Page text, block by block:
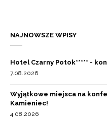
NAJNOWSZE WPISY
Hotel Czarny Potok***** -
7.08.2026
Wyjątkowe miejsca na
Kamieniec!
4.08.2026